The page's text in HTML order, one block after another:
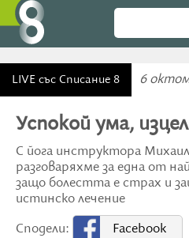
LIVE със Списание 8 6
Успокой ума,
С йога инструктора
разговаряхме за една от
защо болестта е страх и
истинско лечение
Сподели:
Facebook